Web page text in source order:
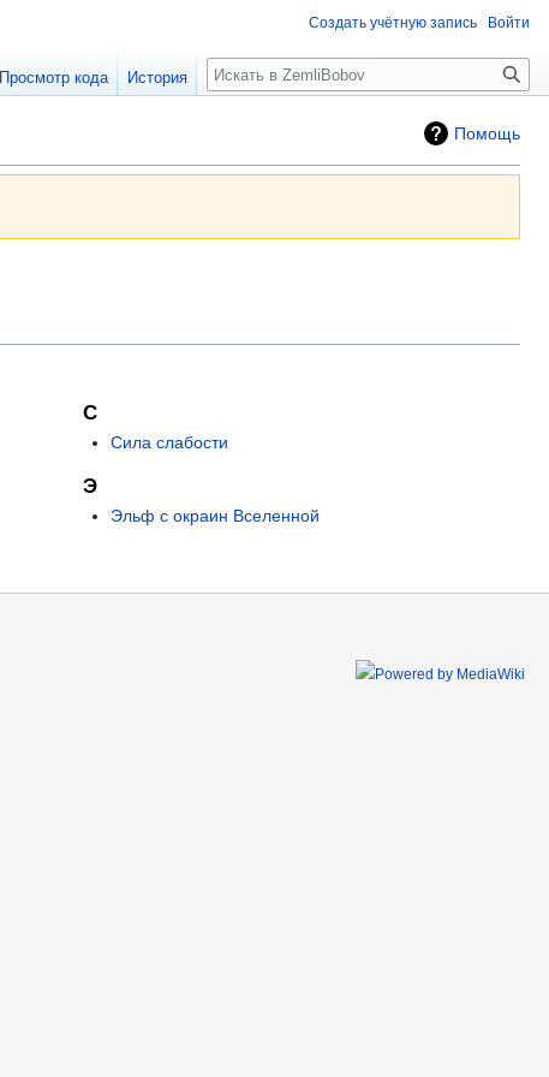
Помощь
С
Сила слабости
Э
Эльф с окраин Вселенной
Создать учётную запись Войти
Просмотр кода История Поиск